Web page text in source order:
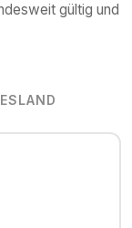
gültig und